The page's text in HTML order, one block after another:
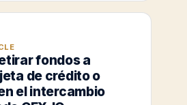
fondos a
de crédito o
el intercambio